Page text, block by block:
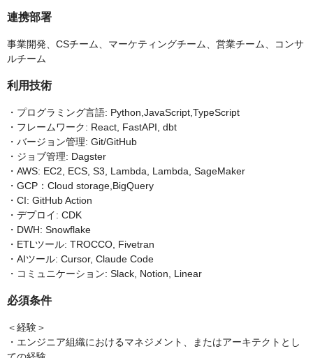
連携部署
事業開発、CSチーム、マーケティングチーム、営業チーム、コンサ
ルチーム
利用技術
・プログラミング言語: Python,JavaScript,TypeScript
・フレームワーク: React, FastAPI, dbt
・バージョン管理: Git/GitHub
・ジョブ管理: Dagster
・AWS: EC2, ECS, S3, Lambda, Lambda, SageMaker
・GCP：Cloud storage,BigQuery
・CI: GitHub Action
・デプロイ: CDK
・DWH: Snowflake
・ETLツール: TROCCO, Fivetran
・AIツール: Cursor, Claude Code
・コミュニケーション: Slack, Notion, Linear
必須条件
＜経験＞
・エンジニア組織におけるマネジメント、またはアーキテクトとし